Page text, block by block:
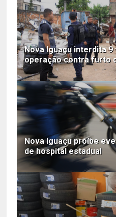
Nova Iguaçu interdita
operação contra furto
Nova Iguaçu proíbe
de hospital estadual